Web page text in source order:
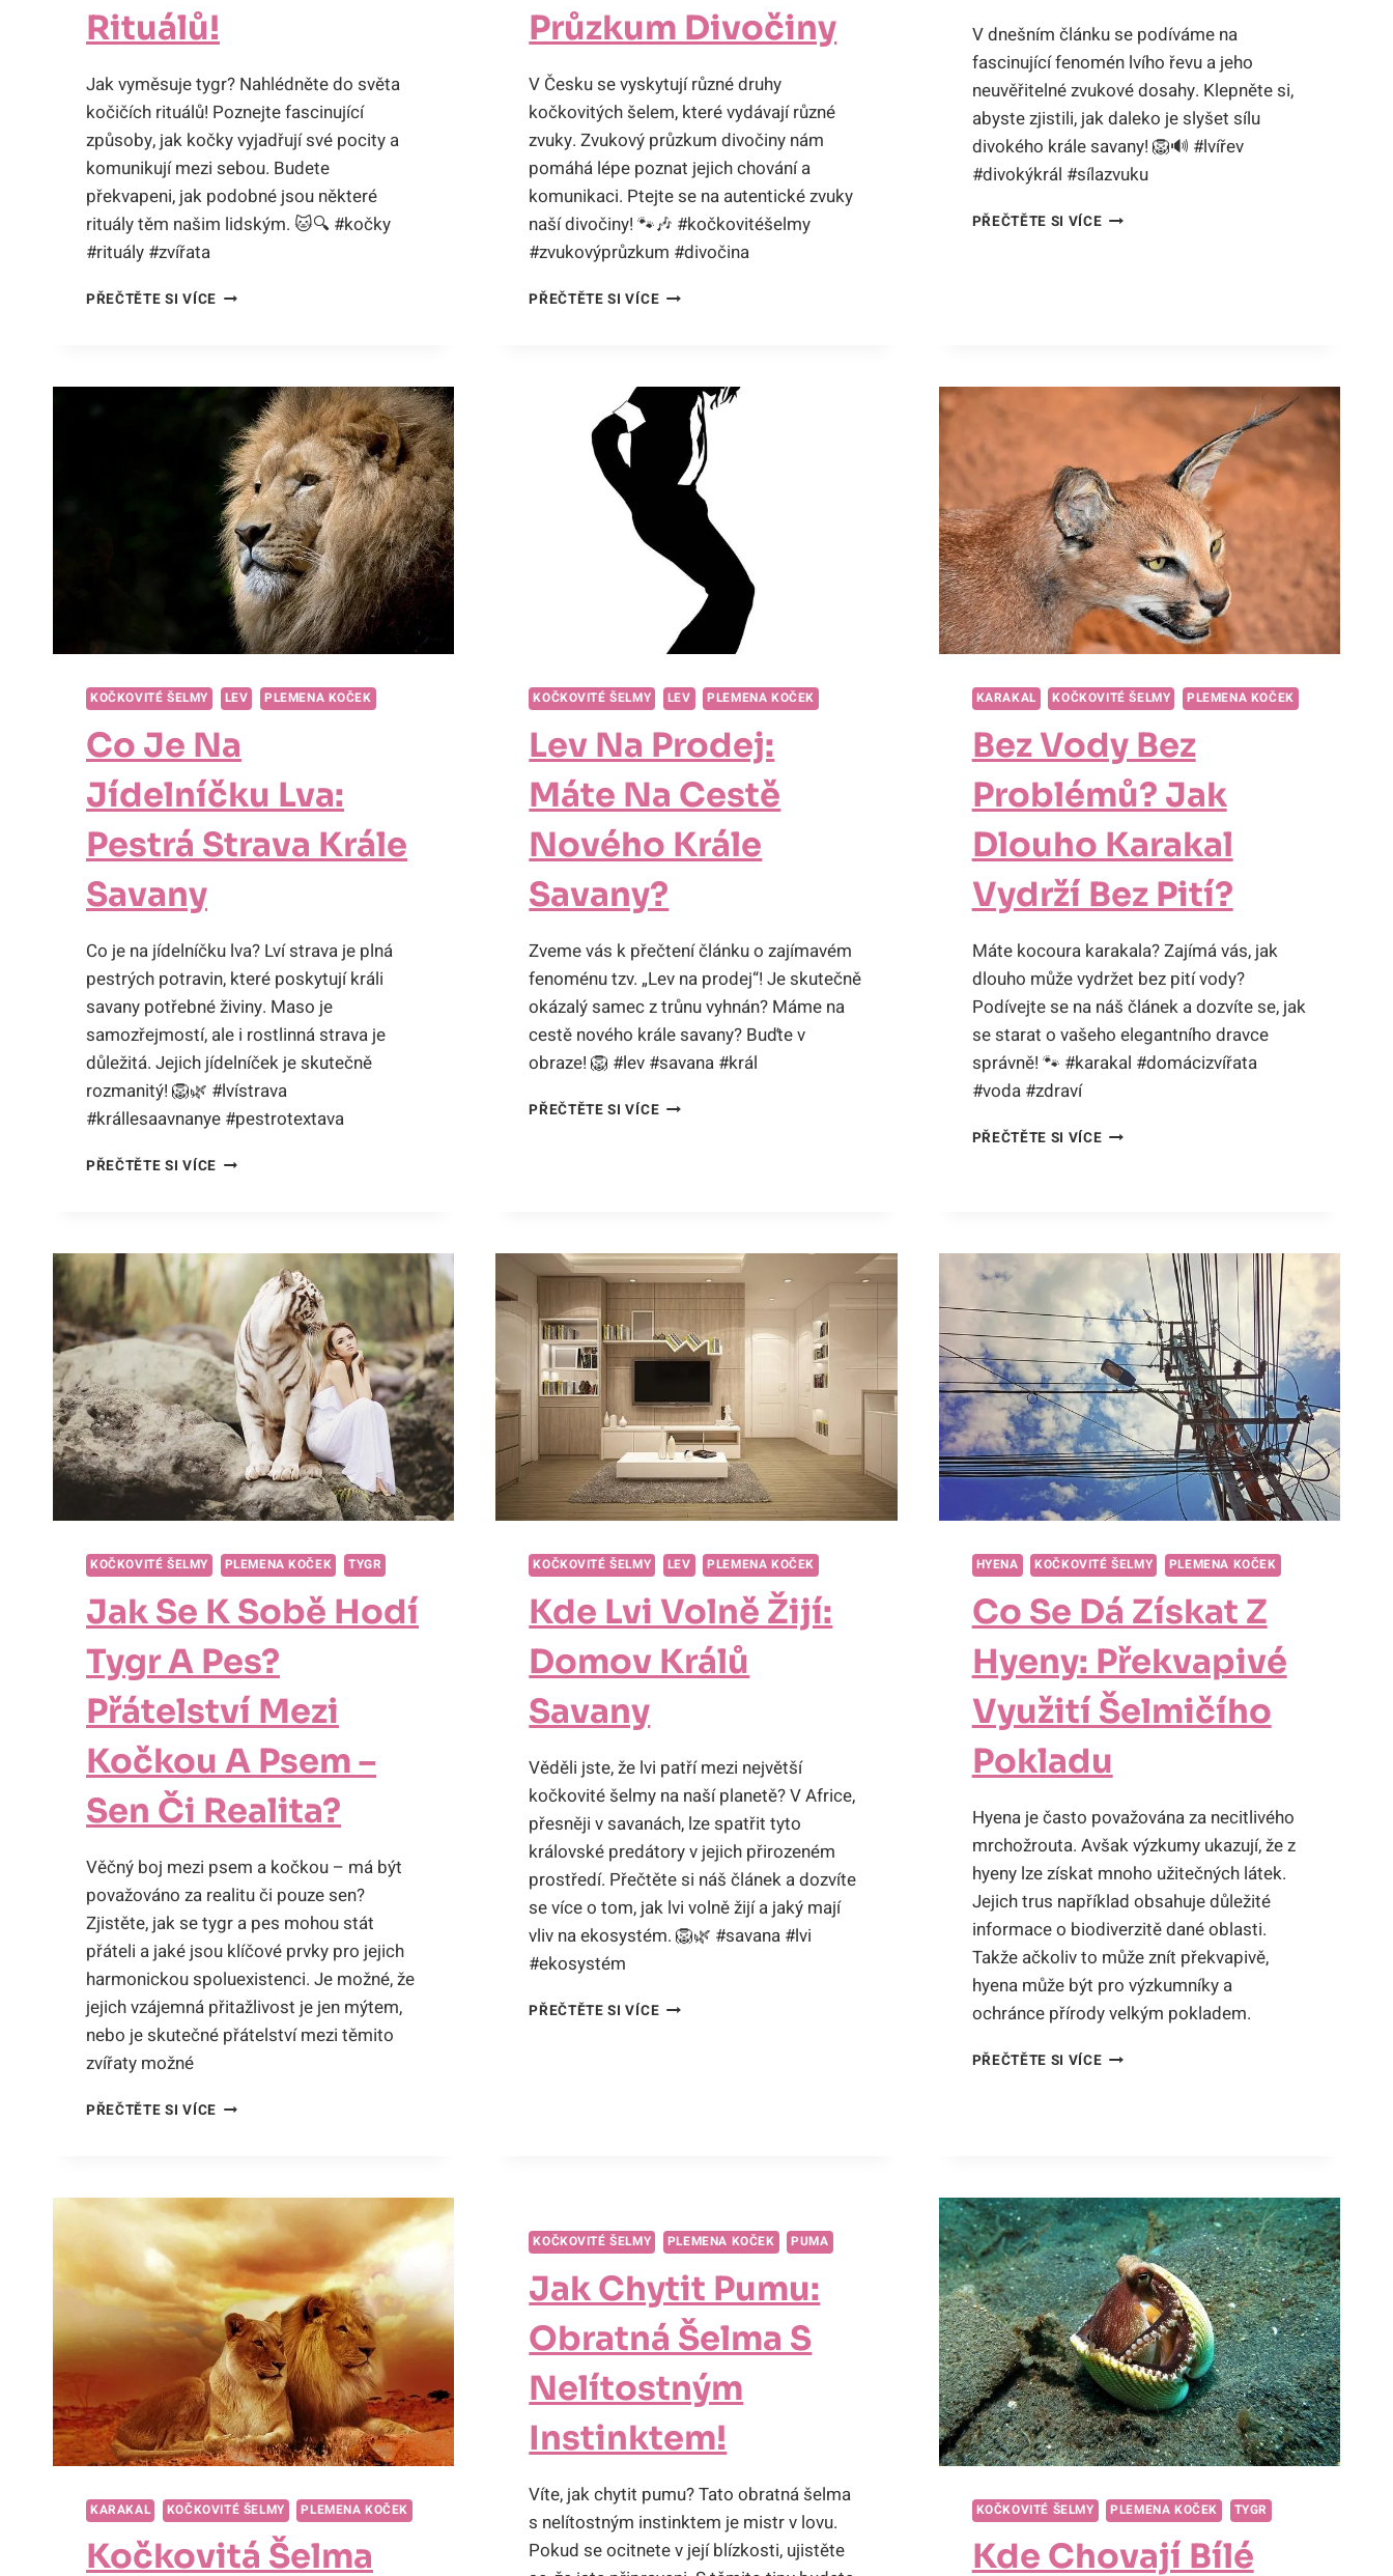
Rituálů!
Jak vyměsuje tygr? Nahlédněte do světa
kočičích rituálů! Poznejte fascinující
způsoby, jak kočky vyjadřují své pocity a
komunikují mezi sebou. Budete
překvapeni, jak podobné jsou některé
rituály těm našim lidským. 🐱🔍 #kočky
#rituály #zvířata
PŘEČTĚTE SI VÍCEJAK
SVĚTA
KOČIČÍCH
RITUÁLŮ!
Průzkum Divočiny
V Česku se vyskytují různé druhy
kočkovitých šelem, které vydávají různé
zvuky. Zvukový průzkum divočiny nám
pomáhá lépe poznat jejich chování a
komunikaci. Ptejte se na autentické zvuky
naší divočiny! 🐾🎶 #kočkovitéšelmy
#zvukovýprůzkum #divočina
PŘEČTĚTE SI VÍCEKTERÉ
ZVUKOVÝ
PRŮZKUM
DIVOČINY
V dnešním článku se podíváme na
fascinující fenomén lvího řevu a jeho
neuvěřitelné zvukové dosahy. Klepněte si,
abyste zjistili, jak daleko je slyšet sílu
divokého krále savany! 🦁🔊 #lvířev
#divokýkrál #sílazvuku
PŘEČTĚTE SI VÍCELVÍ
KRÁLE?
KOČKOVITÉ ŠELMY LEV PLEMENA KOČEK
Co Je Na
Jídelníčku Lva:
Pestrá Strava Krále
Savany
Co je na jídelníčku lva? Lví strava je plná
pestrých potravin, které poskytují králi
savany potřebné živiny. Maso je
samozřejmostí, ale i rostlinná strava je
důležitá. Jejich jídelníček je skutečně
rozmanitý! 🦁🌿 #lvístrava
#krállesaavnanye #pestrotextava
PŘEČTĚTE SI VÍCECO
PESTRÁ
STRAVA
KRÁLE
SAVANY
KOČKOVITÉ ŠELMY LEV PLEMENA KOČEK
Lev Na Prodej:
Máte Na Cestě
Nového Krále
Savany?
Zveme vás k přečtení článku o zajímavém
fenoménu tzv. „Lev na prodej“! Je skutečně
okázalý samec z trůnu vyhnán? Máme na
cestě nového krále savany? Buďte v
obraze! 🦁 #lev #savana #král
PŘEČTĚTE SI VÍCELEV
KRÁLE
SAVANY?
KARAKAL KOČKOVITÉ ŠELMY PLEMENA KOČEK
Bez Vody Bez
Problémů? Jak
Dlouho Karakal
Vydrží Bez Pití?
Máte kocoura karakala? Zajímá vás, jak
dlouho může vydržet bez pití vody?
Podívejte se na náš článek a dozvíte se, jak
se starat o vašeho elegantního dravce
správně! 🐾 #karakal #domácizvířata
#voda #zdraví
PŘEČTĚTE SI VÍCEBEZ
KARAKAL
VYDRŽÍ
BEZ
PITÍ?
KOČKOVITÉ ŠELMY PLEMENA KOČEK TYGR
Jak Se K Sobě Hodí
Tygr A Pes?
Přátelství Mezi
Kočkou A Psem –
Sen Či Realita?
Věčný boj mezi psem a kočkou – má být
považováno za realitu či pouze sen?
Zjistěte, jak se tygr a pes mohou stát
přáteli a jaké jsou klíčové prvky pro jejich
harmonickou spoluexistenci. Je možné, že
jejich vzájemná přitažlivost je jen mýtem,
nebo je skutečné přátelství mezi těmito
zvířaty možné
PŘEČTĚTE SI VÍCEJAK
TYGR
A
PES?
PŘÁTELSTVÍ
MEZI
KOČKOU
A
PSEM
–
SEN
ČI
REALITA?
KOČKOVITÉ ŠELMY LEV PLEMENA KOČEK
Kde Lvi Volně Žijí:
Domov Králů
Savany
Věděli jste, že lvi patří mezi největší
kočkovité šelmy na naší planetě? V Africe,
přesněji v savanách, lze spatřit tyto
královské predátory v jejich přirozeném
prostředí. Přečtěte si náš článek a dozvíte
se více o tom, jak lvi volně žijí a jaký mají
vliv na ekosystém. 🦁🌿 #savana #lvi
#ekosystém
PŘEČTĚTE SI VÍCEKDE
HYENA KOČKOVITÉ ŠELMY PLEMENA KOČEK
Co Se Dá Získat Z
Hyeny: Překvapivé
Využití Šelmičího
Pokladu
Hyena je často považována za necitlivého
mrchožrouta. Avšak výzkumy ukazují, že z
hyeny lze získat mnoho užitečných látek.
Jejich trus například obsahuje důležité
informace o biodiverzitě dané oblasti.
Takže ačkoliv to může znít překvapivě,
hyena může být pro výzkumníky a
ochránce přírody velkým pokladem.
PŘEČTĚTE SI VÍCECO
VYUŽITÍ
ŠELMIČÍHO
POKLADU
KARAKAL KOČKOVITÉ ŠELMY PLEMENA KOČEK
Kočkovitá Šelma
KOČKOVITÉ ŠELMY PLEMENA KOČEK PUMA
Jak Chytit Pumu:
Obratná Šelma S
Nelítostným
Instinktem!
Víte, jak chytit pumu? Tato obratná šelma
s nelítostným instinktem je mistr v lovu.
Pokud se ocitnete v její blízkosti, ujistěte
KOČKOVITÉ ŠELMY PLEMENA KOČEK TYGR
Kde Chovají Bílé